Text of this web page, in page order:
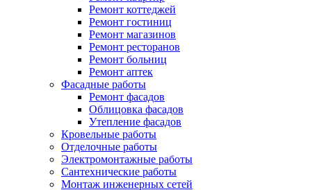
Ремонт коттеджей
Ремонт гостиниц
Ремонт магазинов
Ремонт ресторанов
Ремонт больниц
Ремонт аптек
Фасадные работы
Ремонт фасадов
Облицовка фасадов
Утепление фасадов
Кровельные работы
Отделочные работы
Электромонтажные работы
Сантехнические работы
Монтаж инженерных сетей